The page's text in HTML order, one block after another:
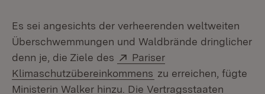
Es sei angesichts der verheerenden weltweiten
Überschwemmungen und Waldbrände dringlicher
denn je, die Ziele des
Extern:
Pariser
Klimaschutzübereinkommens (Öffnet in neuem
zu erreichen, fügte
Ministerin Walker hinzu. Die Vertragsstaaten